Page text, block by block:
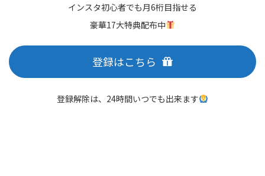
インスタ初心者でも月6桁目指せる
豪華17大特典配布中
登録はこちら
登録解除は、24時間いつでも出来ます